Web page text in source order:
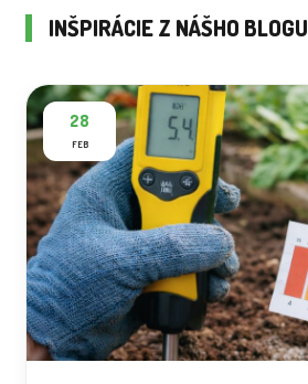
INŠPIRÁCIE Z NÁŠHO BLOGU
28
FEB